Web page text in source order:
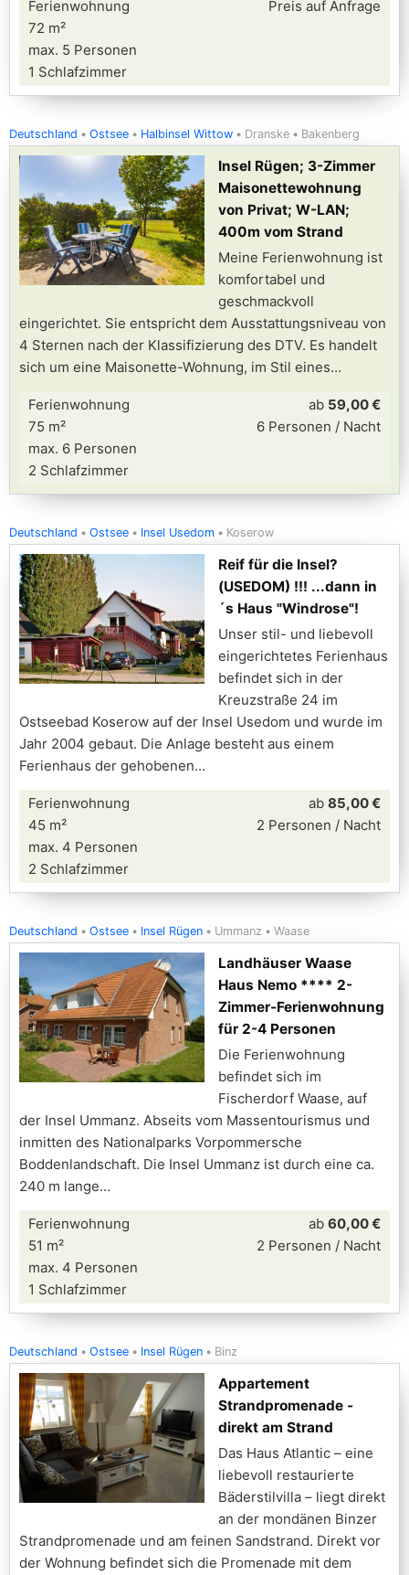
Ferienwohnung
72 m²
max. 5 Personen
1 Schlafzimmer
Preis auf Anfrage
Deutschland Ostsee Halbinsel Wittow Dranske Bakenberg
Insel Rügen; 3-Zimmer
Maisonettewohnung
von Privat; W-LAN;
400m vom Strand
Meine Ferienwohnung ist
komfortabel und
geschmackvoll
eingerichtet. Sie entspricht dem Ausstattungsniveau von
4 Sternen nach der Klassifizierung des DTV. Es handelt
sich um eine Maisonette-Wohnung, im Stil eines
Ferienwohnung
75 m²
max. 6 Personen
2 Schlafzimmer
ab 59,00 €
6 Personen / Nacht
Deutschland Ostsee Insel Usedom Koserow
Reif für die Insel?
(USEDOM) !!! ...dann in
´s Haus "Windrose"!
Unser stil- und liebevoll
eingerichtetes Ferienhaus
befindet sich in der
Kreuzstraße 24 im
Ostseebad Koserow auf der Insel Usedom und wurde im
Jahr 2004 gebaut. Die Anlage besteht aus einem
Ferienhaus der gehobenen
Ferienwohnung
45 m²
max. 4 Personen
2 Schlafzimmer
ab 85,00 €
2 Personen / Nacht
Deutschland Ostsee Insel Rügen Ummanz Waase
Landhäuser Waase
Haus Nemo **** 2-
Zimmer-Ferienwohnung
für 2-4 Personen
Die Ferienwohnung
befindet sich im
Fischerdorf Waase, auf
der Insel Ummanz. Abseits vom Massentourismus und
inmitten des Nationalparks Vorpommersche
Boddenlandschaft. Die Insel Ummanz ist durch eine ca.
240 m lange
Ferienwohnung
51 m²
max. 4 Personen
1 Schlafzimmer
ab 60,00 €
2 Personen / Nacht
Deutschland Ostsee Insel Rügen Binz
Appartement
Strandpromenade -
direkt am Strand
Das Haus Atlantic – eine
liebevoll restaurierte
Bäderstilvilla – liegt direkt
an der mondänen Binzer
Strandpromenade und am feinen Sandstrand. Direkt vor
der Wohnung befindet sich die Promenade mit dem